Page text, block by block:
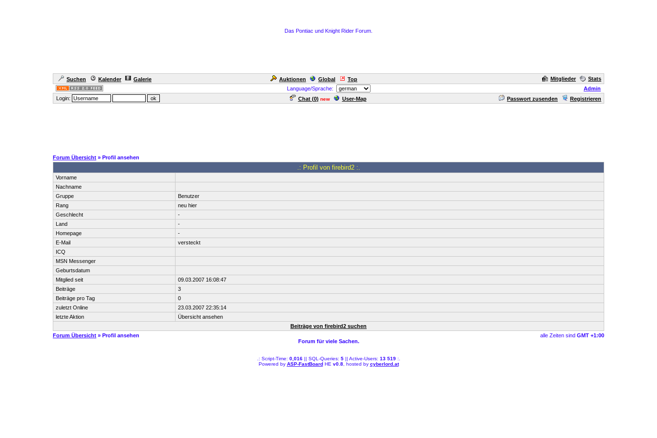
Das Pontiac und Knight Rider Forum.
Suchen Kalender Galerie Auktionen Global Top Mitglieder
Stats
Language/Sprache:
Admin
Login:
Chat (0) new User-Map Passwort zusenden Registrieren
Forum Übersicht » Profil ansehen
.: Profil von firebird2 :.
Vorname
Nachname
Gruppe
Benutzer
Rang
neu hier
Geschlecht
-
Land
-
Homepage
-
E-Mail
versteckt
ICQ
MSN Messenger
Geburtsdatum
Mitglied seit
09.03.2007 16:08:47
Beiträge
3
Beiträge pro Tag
0
zuletzt Online
23.03.2007 22:35:14
letzte Aktion
Übersicht ansehen
Beiträge von firebird2 suchen
Forum Übersicht » Profil ansehen alle Zeiten sind GMT +1:00
Forum für viele Sachen.
.: Script-Time: 0,016|| SQL-Queries: 5|| Active-Users: 13 519:.
Powered by ASP-FastBoardHE v0.8, hosted by cyberlord.at